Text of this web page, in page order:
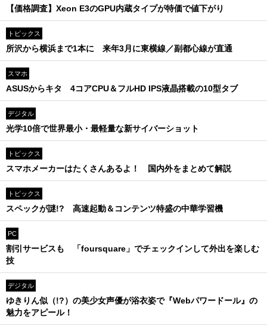
【価格調査】Xeon E3のGPU内蔵タイプが特価で値下がり
トピックス
所沢から横浜まで1本に 来年3月に東横線／副都心線が直通
スマホ
ASUSからキタ 4コアCPU＆フルHD IPS液晶搭載の10型タブ
デジタル
光学10倍で世界最小・最軽量な新サイバーショット
トピックス
スマホメーカーはたくさんあるよ！ 国内外をまとめて解説
トピックス
スペックが謎!? 高速起動＆コンテンツ特盛の中華学習機
PC
割引サービスも 「foursquare」でチェックインして外出を楽しむ
技
デジタル
ゆきりん似（!?）の美少女声優が浴衣姿で『Webパワードール』の
魅力をアピール！